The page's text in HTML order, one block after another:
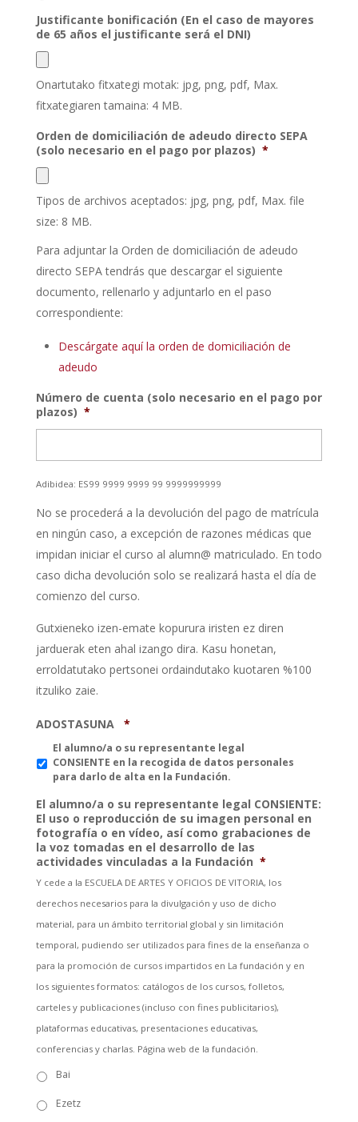
Justificante bonificación (En el caso de mayores
de 65 años el justificante será el DNI)
Onartutako fitxategi motak: jpg, png, pdf, Max.
fitxategiaren tamaina: 4 MB.
Orden de domiciliación de adeudo directo SEPA
(solo necesario en el pago por plazos) *
Tipos de archivos aceptados: jpg, png, pdf, Max. file
size: 8 MB.
Para adjuntar la Orden de domiciliación de adeudo
directo SEPA tendrás que descargar el siguiente
documento, rellenarlo y adjuntarlo en el paso
correspondiente:
Descárgate aquí la orden de domiciliación de
adeudo
Número de cuenta (solo necesario en el pago por
plazos) *
Adibidea: ES99 9999 9999 99 9999999999
No se procederá a la devolución del pago de matrícula
en ningún caso, a excepción de razones médicas que
impidan iniciar el curso al alumn@ matriculado. En todo
caso dicha devolución solo se realizará hasta el día de
comienzo del curso.
Gutxieneko izen-emate kopurura iristen ez diren
jarduerak eten ahal izango dira. Kasu honetan,
erroldatutako pertsonei ordaindutako kuotaren %100
itzuliko zaie.
ADOSTASUNA *
El alumno/a o su representante legal
CONSIENTE en la recogida de datos personales
para darlo de alta en la Fundación.
El alumno/a o su representante legal CONSIENTE:
El uso o reproducción de su imagen personal en
fotografía o en vídeo, así como grabaciones de
la voz tomadas en el desarrollo de las
actividades vinculadas a la Fundación *
Y cede a la ESCUELA DE ARTES Y OFICIOS DE VITORIA, los
derechos necesarios para la divulgación y uso de dicho
material, para un ámbito territorial global y sin limitación
temporal, pudiendo ser utilizados para fines de la enseñanza o
para la promoción de cursos impartidos en La fundación y en
los siguientes formatos: catálogos de los cursos, folletos,
carteles y publicaciones (incluso con fines publicitarios),
plataformas educativas, presentaciones educativas,
conferencias y charlas. Página web de la fundación.
Bai
Ezetz